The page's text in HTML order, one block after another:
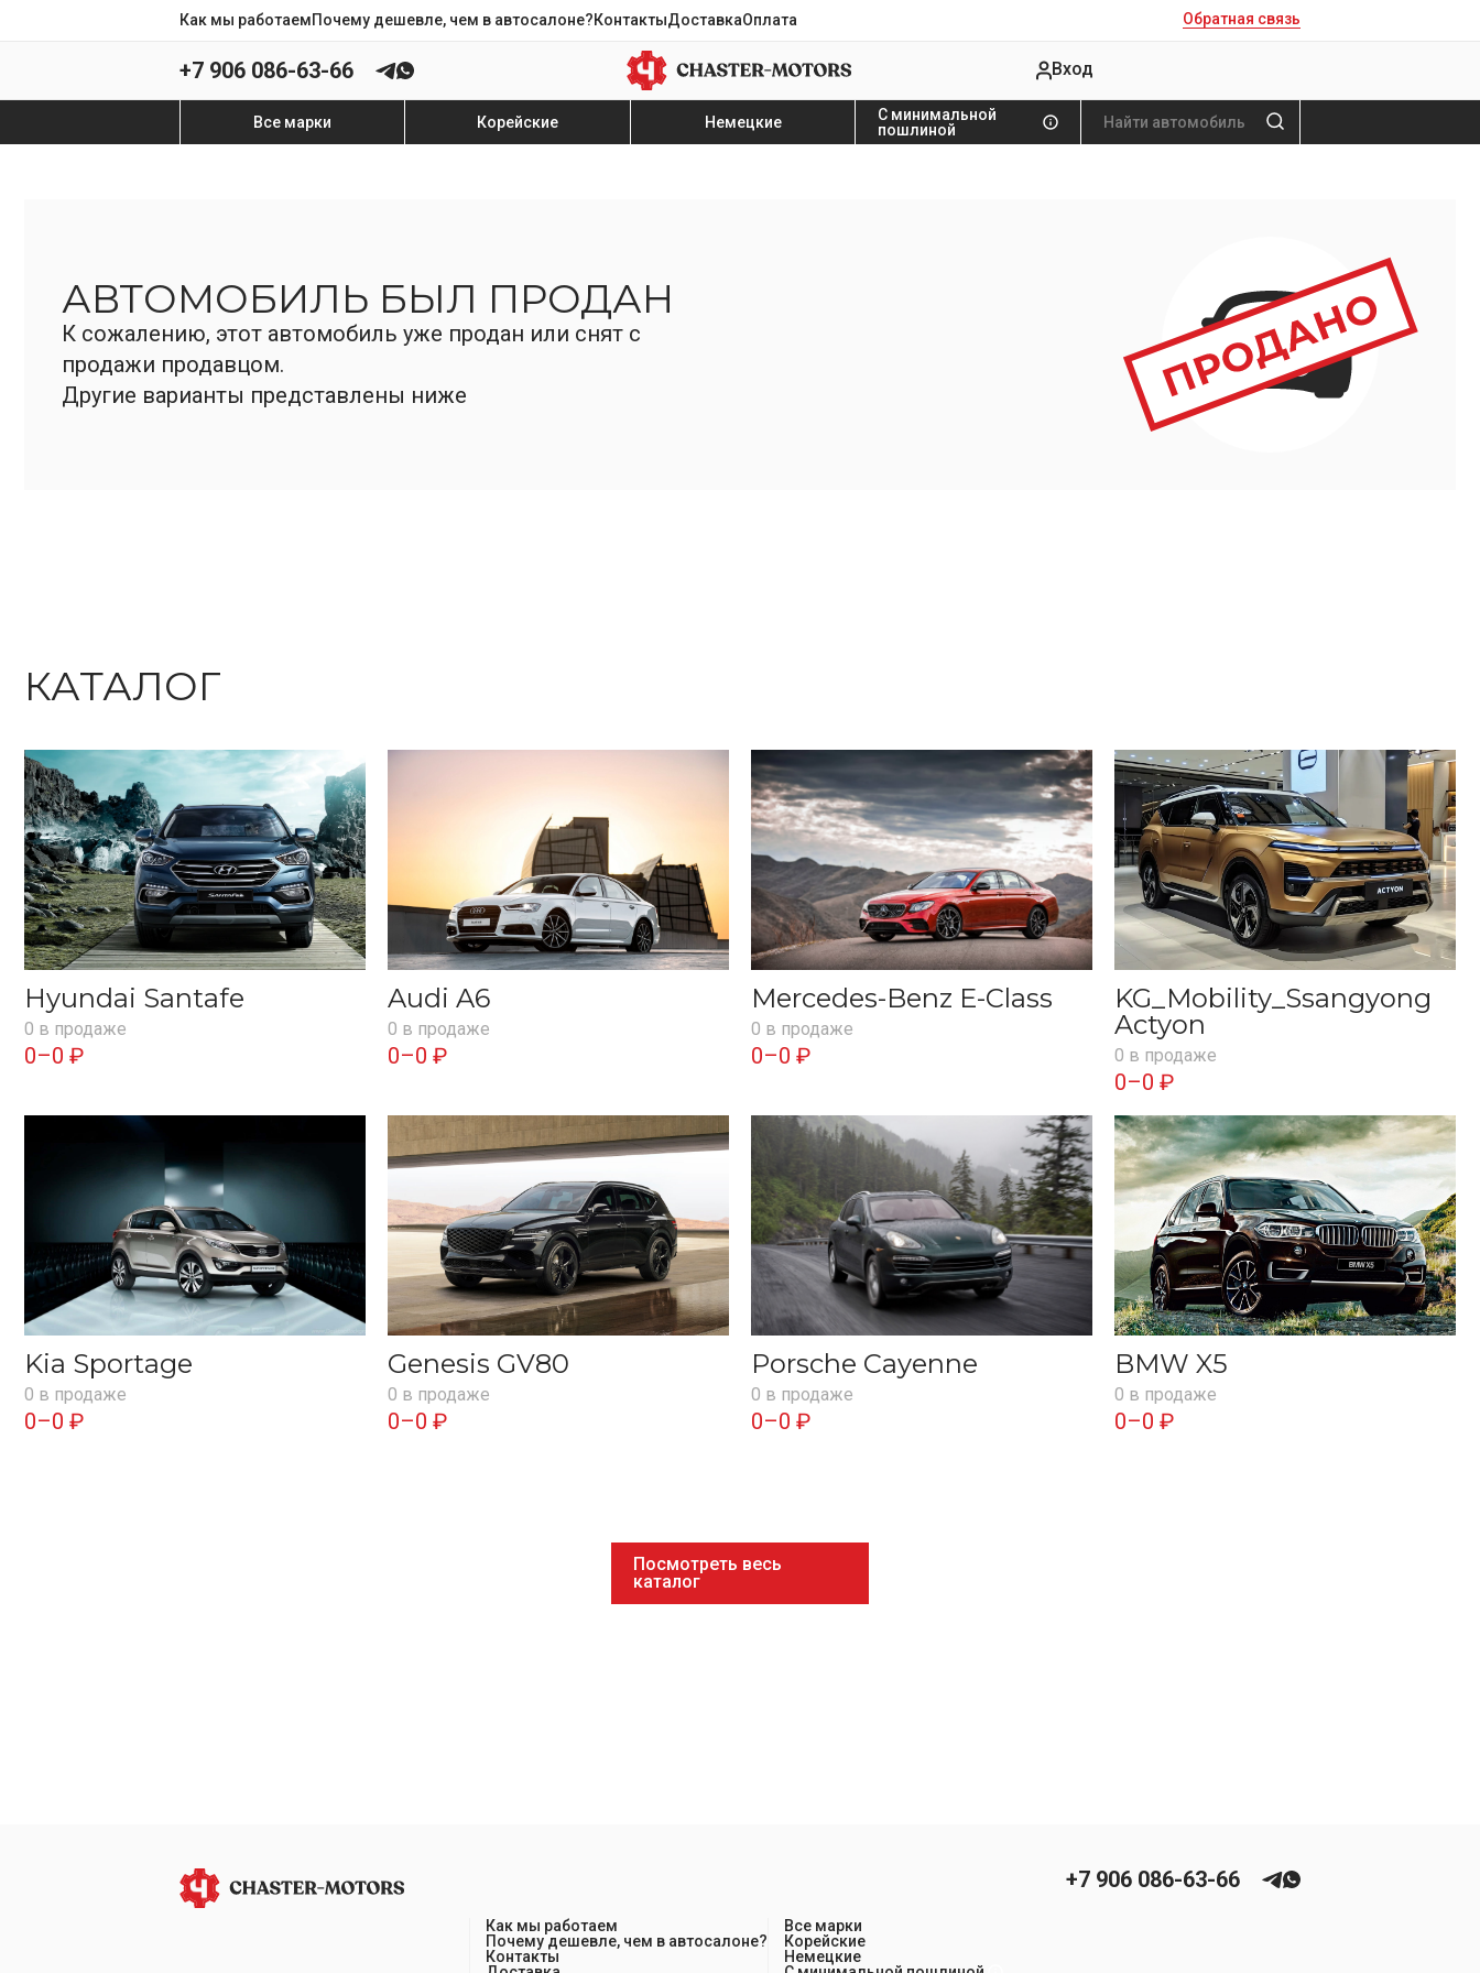
Как мы работаемПочему дешевле, чем в автосалоне?КонтактыДоставкаОплата Обратная связь
+7 906 086-63-66 Вход
Все марки Корейские Немецкие
С минимальной
пошлиной
АВТОМОБИЛЬ БЫЛ ПРОДАН
К сожалению, этот автомобиль уже продан или снят с
продажи продавцом.
Другие варианты представлены ниже
КАТАЛОГ
Hyundai Santafe
0 в продаже
0–0 ₽
Audi A6
0 в продаже
0–0 ₽
Mercedes-Benz E-Class
0 в продаже
0–0 ₽
KG_Mobility_Ssangyong
Actyon
0 в продаже
0–0 ₽
Kia Sportage
0 в продаже
0–0 ₽
Genesis GV80
0 в продаже
0–0 ₽
Porsche Cayenne
0 в продаже
0–0 ₽
BMW X5
0 в продаже
0–0 ₽
Посмотреть весь
каталог
Как мы работаем
Почему дешевле, чем в автосалоне?
Контакты
Все марки
Корейские
Немецкие
+7 906 086-63-66